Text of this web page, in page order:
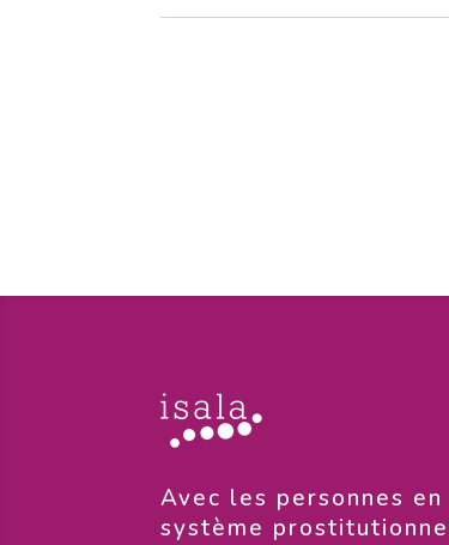
​Avec les personnes
système